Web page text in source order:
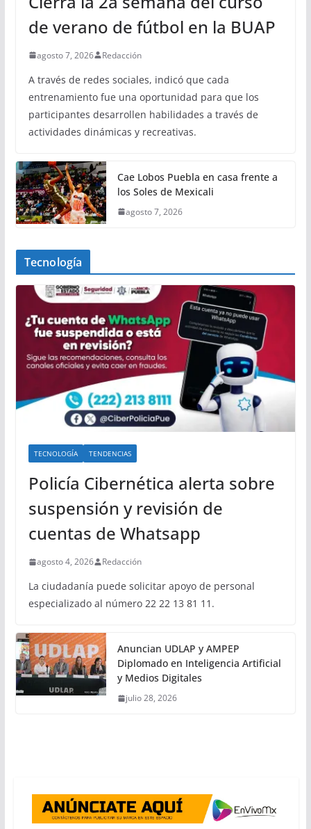
de verano de fútbol en la BUAP
agosto 7, 2026 Redacción
A través de redes sociales, indicó que cada
entrenamiento fue una oportunidad para que los
participantes desarrollen habilidades a través de
actividades dinámicas y recreativas.
Cae Lobos Puebla en casa frente a
los Soles de Mexicali
agosto 7, 2026
Tecnología
TECNOLOGÍA TENDENCIAS
Policía Cibernética alerta sobre
suspensión y revisión de
cuentas de Whatsapp
agosto 4, 2026 Redacción
La ciudadanía puede solicitar apoyo de personal
especializado al número 22 22 13 81 11.
Anuncian UDLAP y AMPEP
Diplomado en Inteligencia Artificial
y Medios Digitales
julio 28, 2026